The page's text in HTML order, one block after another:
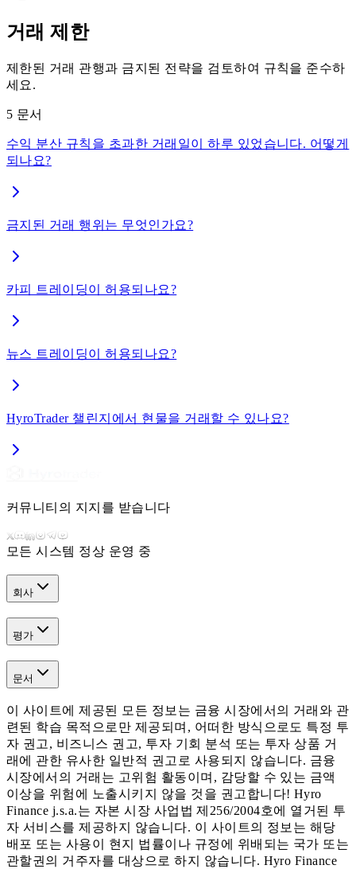
거래 제한
제한된 거래 관행과 금지된 전략을 검토하여 규칙을 준수하
세요.
5 문서
수익 분산 규칙을 초과한 거래일이 하루 있었습니다. 어떻게
되나요?
금지된 거래 행위는 무엇인가요?
카피 트레이딩이 허용되나요?
뉴스 트레이딩이 허용되나요?
HyroTrader 챌린지에서 현물을 거래할 수 있나요?
커뮤니티의 지지를 받습니다
모든 시스템 정상 운영 중
회사
평가
문서
이 사이트에 제공된 모든 정보는 금융 시장에서의 거래와 관
련된 학습 목적으로만 제공되며, 어떠한 방식으로도 특정 투
자 권고, 비즈니스 권고, 투자 기회 분석 또는 투자 상품 거
래에 관한 유사한 일반적 권고로 사용되지 않습니다. 금융
시장에서의 거래는 고위험 활동이며, 감당할 수 있는 금액
이상을 위험에 노출시키지 않을 것을 권고합니다! Hyro
Finance j.s.a.는 자본 시장 사업법 제256/2004호에 열거된 투
자 서비스를 제공하지 않습니다. 이 사이트의 정보는 해당
배포 또는 사용이 현지 법률이나 규정에 위배되는 국가 또는
관할권의 거주자를 대상으로 하지 않습니다. Hyro Finance